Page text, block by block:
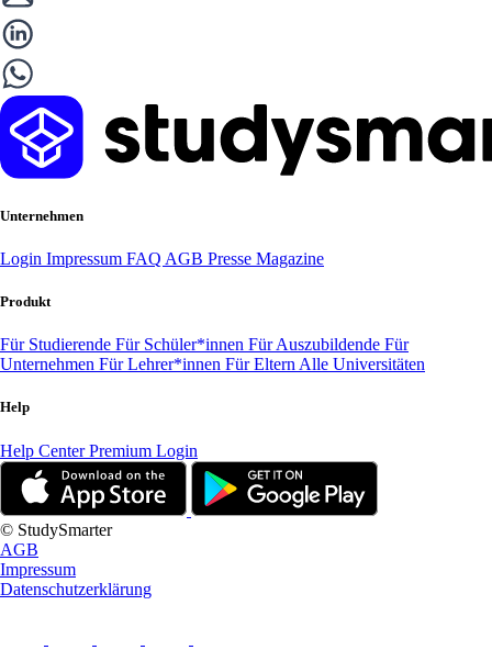
Unternehmen
Login Impressum FAQ AGB Presse Magazine
Produkt
Für Studierende Für Schüler*innen Für Auszubildende Für
Unternehmen Für Lehrer*innen Für Eltern Alle Universitäten
Help
Help CenterPremium Login
© StudySmarter
AGB
Impressum
Datenschutzerklärung